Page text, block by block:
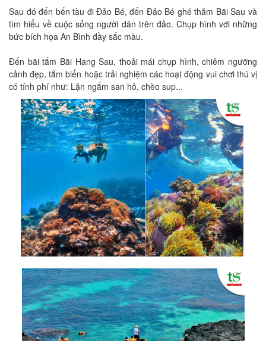
Sau đó đến bến tàu đi Đảo Bé, đến Đảo Bé ghé thăm Bãi Sau và
tìm hiểu về cuộc sống người dân trên đảo. Chụp hình với những
bức bích họa An Bình đầy sắc màu.
Đến bãi tắm Bãi Hang Sau, thoải mái chụp hình, chiêm ngưỡng
cảnh đẹp, tắm biển hoặc trải nghiệm các hoạt động vui chơi thú vị
có tính phí như: Lặn ngắm san hô, chèo sup...